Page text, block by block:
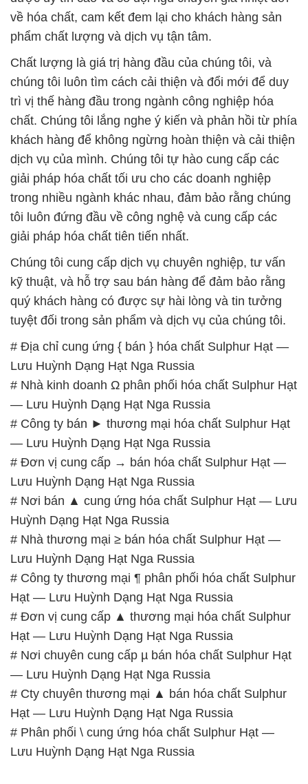
giải pháp hóa chất tối ưu cho các doanh nghiệp
trong nhiều ngành khác nhau, đảm bảo rằng chúng
tôi luôn đứng đầu về công nghệ và cung cấp các
giải pháp hóa chất tiên tiến nhất.
Chúng tôi cung cấp dịch vụ chuyên nghiệp, tư vấn
kỹ thuật, và hỗ trợ sau bán hàng để đảm bảo rằng
quý khách hàng có được sự hài lòng và tin tưởng
tuyệt đối trong sản phẩm và dịch vụ của chúng tôi.
# Địa chỉ cung ứng { bán } hóa chất Sulphur Hạt —
Lưu Huỳnh Dạng Hạt Nga Russia
# Nhà kinh doanh Ω phân phối hóa chất Sulphur Hạt
— Lưu Huỳnh Dạng Hạt Nga Russia
# Công ty bán ► thương mại hóa chất Sulphur Hạt
— Lưu Huỳnh Dạng Hạt Nga Russia
# Đơn vị cung cấp → bán hóa chất Sulphur Hạt —
Lưu Huỳnh Dạng Hạt Nga Russia
# Nơi bán ▲ cung ứng hóa chất Sulphur Hạt — Lưu
Huỳnh Dạng Hạt Nga Russia
# Nhà thương mại ≥ bán hóa chất Sulphur Hạt —
Lưu Huỳnh Dạng Hạt Nga Russia
# Công ty thương mại ¶ phân phối hóa chất Sulphur
Hạt — Lưu Huỳnh Dạng Hạt Nga Russia
# Đơn vị cung cấp ▲ thương mại hóa chất Sulphur
Hạt — Lưu Huỳnh Dạng Hạt Nga Russia
# Nơi chuyên cung cấp µ bán hóa chất Sulphur Hạt
— Lưu Huỳnh Dạng Hạt Nga Russia
# Cty chuyên thương mại ▲ bán hóa chất Sulphur
Hạt — Lưu Huỳnh Dạng Hạt Nga Russia
# Phân phối \ cung ứng hóa chất Sulphur Hạt —
Lưu Huỳnh Dạng Hạt Nga Russia
📞 PHÒNG KINH DOANH – CÔNG TY HÓA CHẤT
ĐẮC TRƯỜNG PHÁT
🌐 Website: https://hoachatdetnhuom.com/
📞 Hotline:
– 0933.920.505 – 028.3504.5555
– 028.3756.1835 – 028.3756.1840 –